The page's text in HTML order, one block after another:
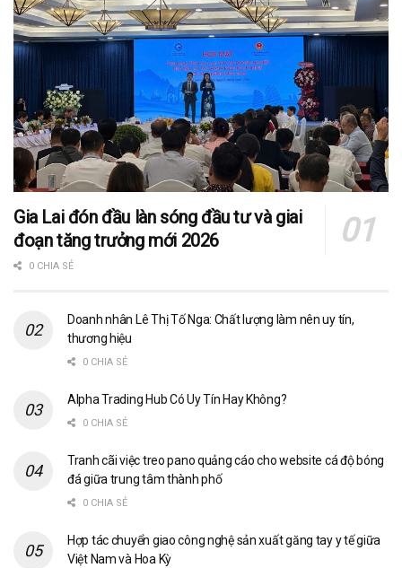
Gia Lai đón đầu làn sóng đầu tư và giai
đoạn tăng trưởng mới 2026
0 CHIA SẺ
Doanh nhân Lê Thị Tố Nga: Chất lượng làm nên uy tín,
thương hiệu
0 CHIA SẺ
Alpha Trading Hub Có Uy Tín Hay Không?
0 CHIA SẺ
Tranh cãi việc treo pano quảng cáo cho website cá độ bóng
đá giữa trung tâm thành phố
0 CHIA SẺ
Hợp tác chuyển giao công nghệ sản xuất găng tay y tế giữa
Việt Nam và Hoa Kỳ